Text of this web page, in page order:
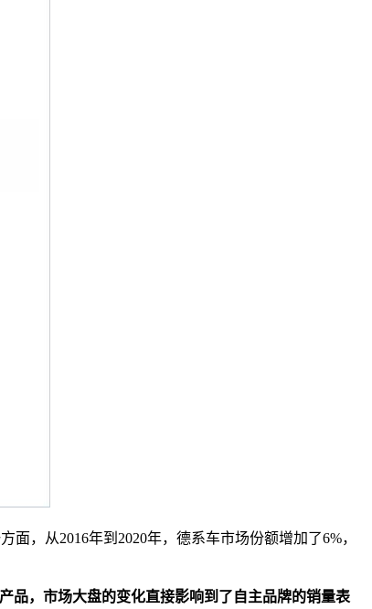
，从2016年到2020年，德系车市场份额增加了6%，
品，市场大盘的变化直接影响到了自主品牌的销量表